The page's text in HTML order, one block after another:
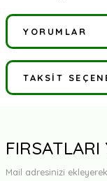
YORUMLAR
Bu
TAKSIT
FIRSATLARI
Mail adresinizi